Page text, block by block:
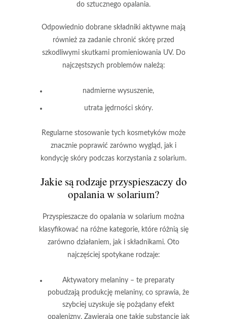
do sztucznego opalania.
Odpowiednio dobrane składniki aktywne mają
również za zadanie chronić skórę przed
szkodliwymi skutkami promieniowania UV. Do
najczęstszych problemów należą:
nadmierne wysuszenie,
utrata jędrności skóry.
Regularne stosowanie tych kosmetyków może
znacznie poprawić zarówno wygląd, jak i
kondycję skóry podczas korzystania z solarium.
Jakie są rodzaje przyspieszaczy do
opalania w solarium?
Przyspieszacze do opalania w solarium można
klasyfikować na różne kategorie, które różnią się
zarówno działaniem, jak i składnikami. Oto
najczęściej spotykane rodzaje:
Aktywatory melaniny – te preparaty
pobudzają produkcję melaniny, co sprawia, że
szybciej uzyskuje się pożądany efekt
opalenizny. Zawierają one takie substancje jak